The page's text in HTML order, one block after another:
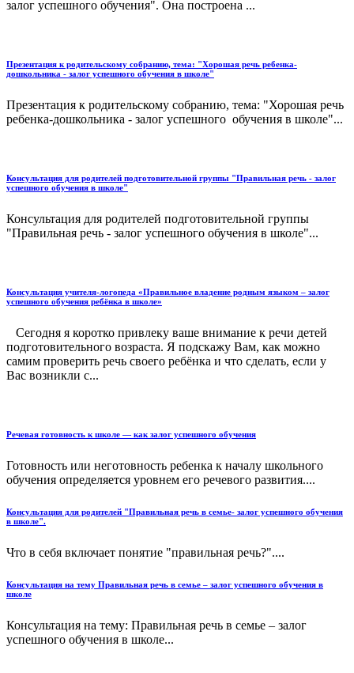
залог успешного обучения". Она построена ...
Презентация к родительскому собранию, тема: "Хорошая речь ребенка-
дошкольника - залог успешного обучения в школе"
Презентация к родительскому собранию, тема: "Хорошая речь
ребенка-дошкольника - залог успешного обучения в школе"...
Консультация для родителей подготовительной группы "Правильная речь - залог
успешного обучения в школе"
Консультация для родителей подготовительной группы
"Правильная речь - залог успешного обучения в школе"...
Консультация учителя-логопеда «Правильное владение родным языком – залог
успешного обучения ребёнка в школе»
Сегодня я коротко привлеку ваше внимание к речи детей
подготовительного возраста. Я подскажу Вам, как можно
самим проверить речь своего ребёнка и что сделать, если у
Вас возникли с...
Речевая готовность к школе — как залог успешного обучения
Готовность или неготовность ребенка к началу школьного
обучения определяется уровнем его речевого развития....
Консультация для родителей "Правильная речь в семье- залог успешного обучения
в школе".
Что в себя включает понятие "правильная речь?"....
Консультация на тему Правильная речь в семье – залог успешного обучения в
школе
Консультация на тему: Правильная речь в семье – залог
успешного обучения в школе...